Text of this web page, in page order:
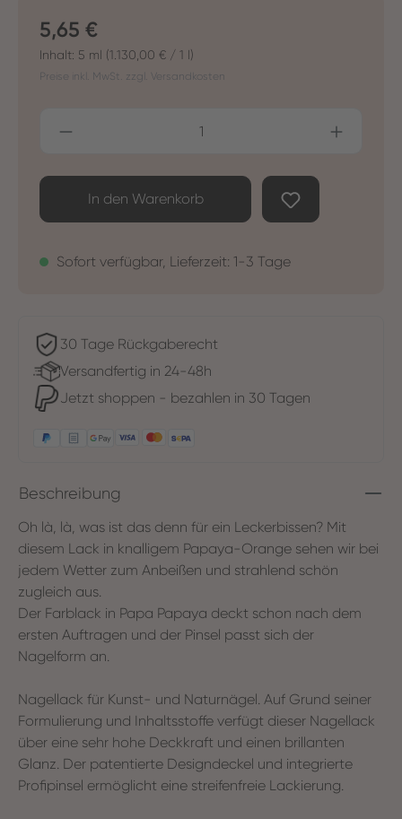
Regulärer Preis:
5,65 €
Inhalt: 5 ml (1.130,00 € / 1 l)
Preise inkl. MwSt. zzgl. Versandkosten
Produkt Anzahl: Gib den gewünschten
In den Warenkorb
Sofort verfügbar, Lieferzeit: 1-3 Tage
30 Tage Rückgaberecht
Versandfertig in 24-48h
Jetzt shoppen - bezahlen in 30 Tagen
Beschreibung
Oh là, là, was ist das denn für ein Leckerbissen? Mit
diesem Lack in knalligem Papaya-Orange sehen wir bei
jedem Wetter zum Anbeißen und strahlend schön
zugleich aus.
Der Farblack in Papa Papaya deckt schon nach dem
ersten Auftragen und der Pinsel passt sich der
Nagelform an.
Nagellack für Kunst- und Naturnägel. Auf Grund seiner
Formulierung und Inhaltsstoffe verfügt dieser Nagellack
über eine sehr hohe Deckkraft und einen brillanten
Glanz. Der patentierte Designdeckel und integrierte
Profipinsel ermöglicht eine streifenfreie Lackierung.